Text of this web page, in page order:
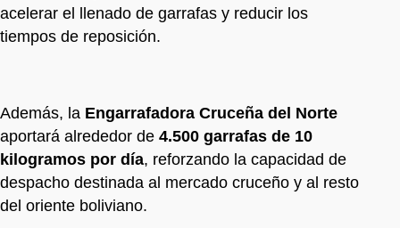
acelerar el llenado de garrafas y reducir los
tiempos de reposición.
Además, la Engarrafadora Cruceña del Norte
aportará alrededor de 4.500 garrafas de 10
kilogramos por día, reforzando la capacidad de
despacho destinada al mercado cruceño y al resto
del oriente boliviano.